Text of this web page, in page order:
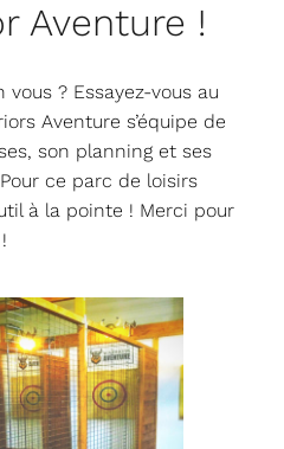
Aventure !
? Essayez-vous au
Aventure s’équipe de
son planning et ses
ce parc de loisirs
à la pointe ! Merci pour